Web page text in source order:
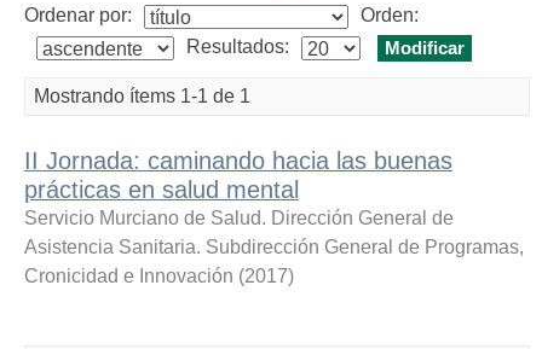
Ordenar por:
Orden:
Resultados:
Mostrando ítems 1-1 de 1
II Jornada: caminando hacia las buenas
prácticas en salud mental
Servicio Murciano de Salud. Dirección General de
Asistencia Sanitaria. Subdirección General de Programas,
Cronicidad e Innovación (2017)